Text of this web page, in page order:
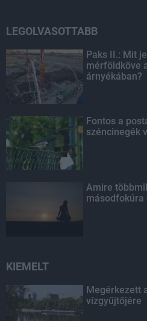
LEGOLVASOTTABB
Paks II.: Mit
mérföldköve
árnyékában?
Fontos a
széncinegék
Amire
másodfokúra
KIEMELT
Megérkezett
vízgyűjtőjére